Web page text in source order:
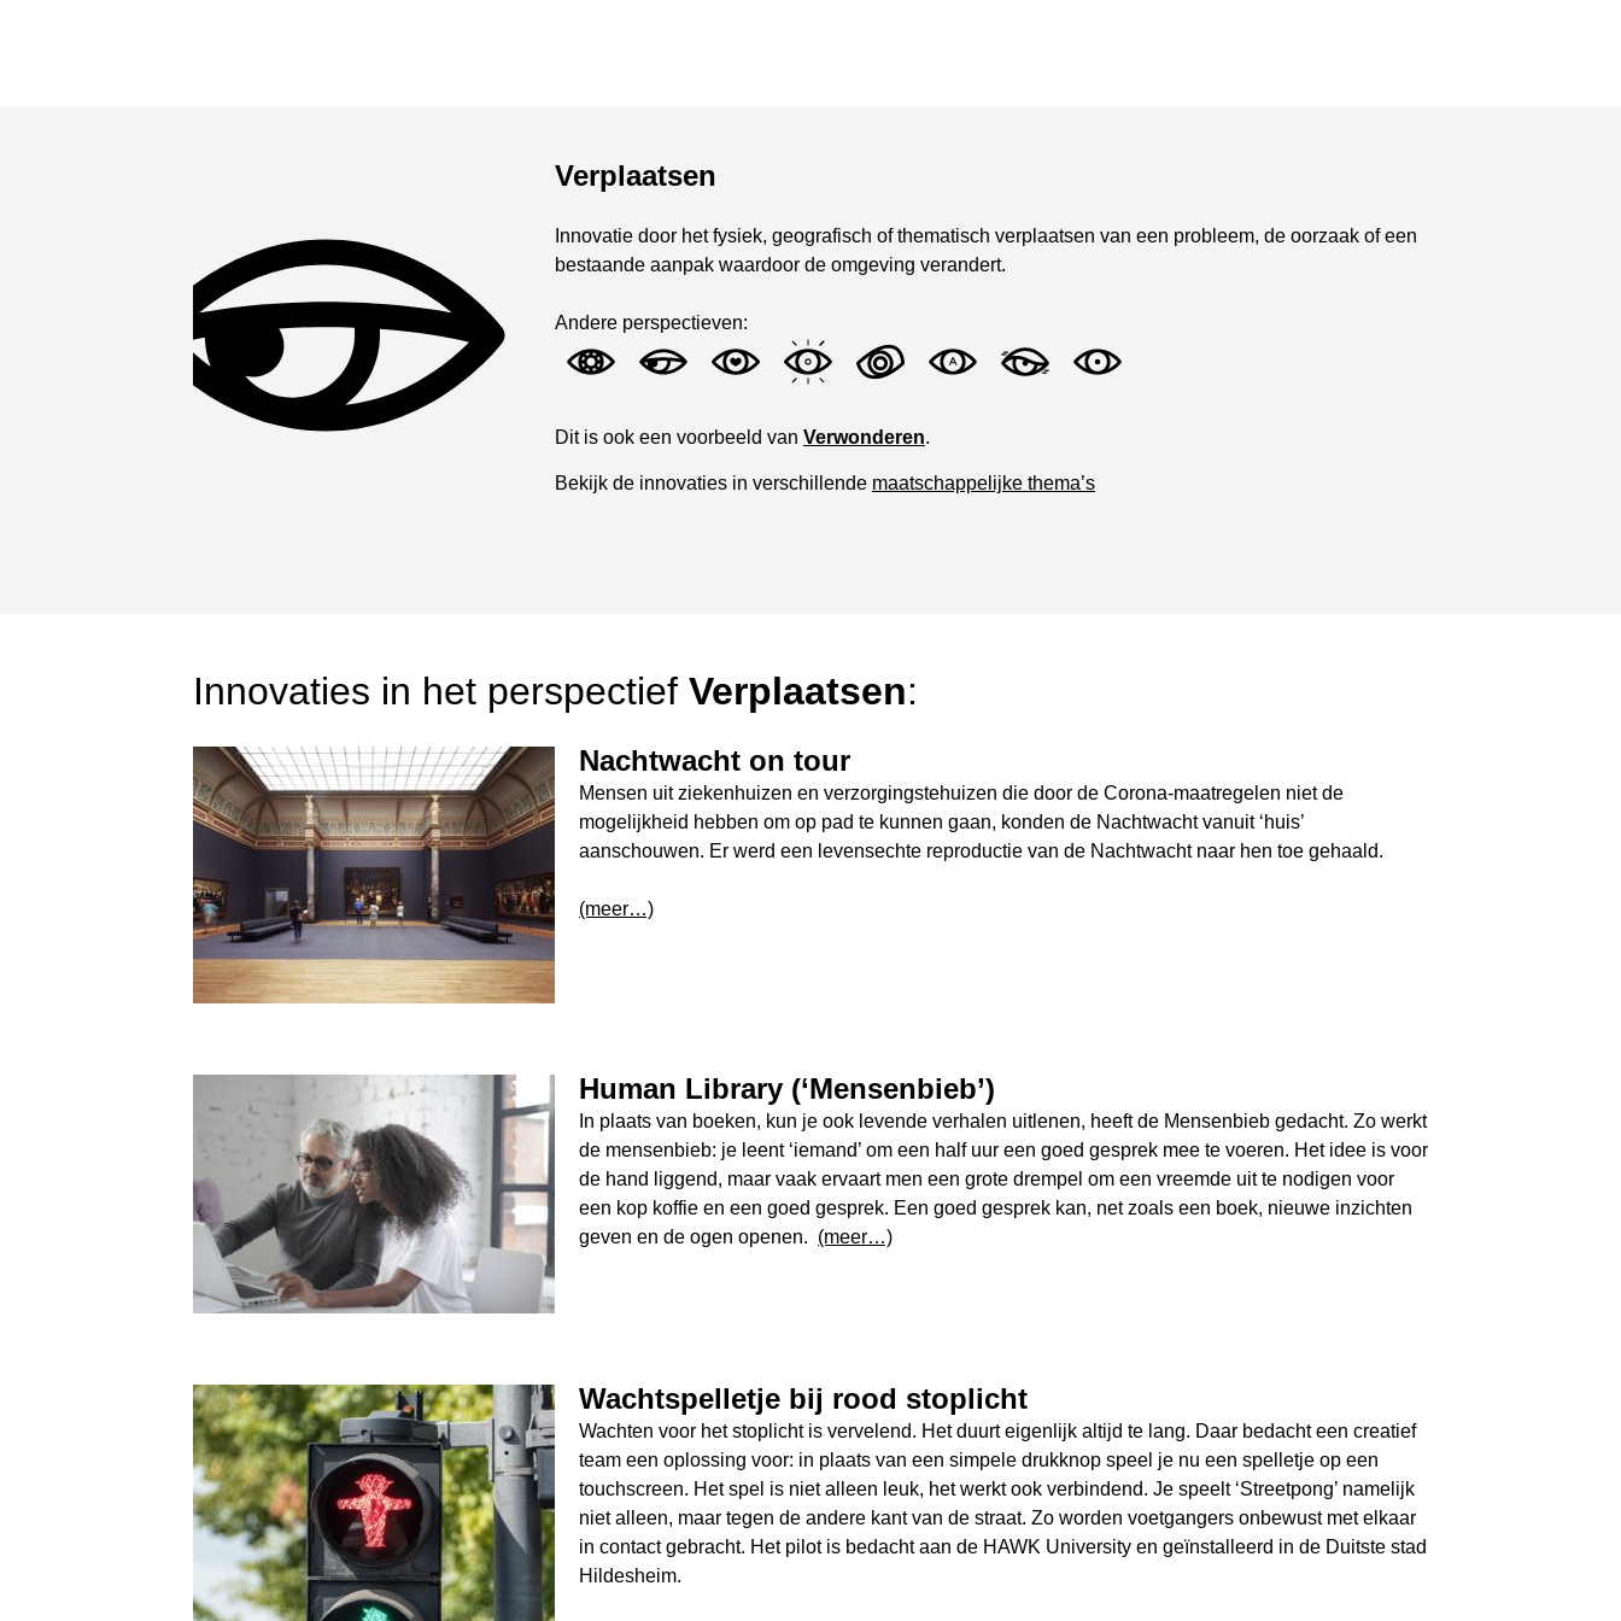
Verplaatsen
Innovatie door het fysiek, geografisch of thematisch verplaatsen van een probleem, de oorzaak of een
bestaande aanpak waardoor de omgeving verandert.
Andere perspectieven:
Dit is ook een voorbeeld van Verwonderen.
Bekijk de innovaties in verschillende maatschappelijke thema’s
Innovaties in het perspectief Verplaatsen:
Nachtwacht on tour
Mensen uit ziekenhuizen en verzorgingstehuizen die door de Corona-maatregelen niet de
mogelijkheid hebben om op pad te kunnen gaan, konden de Nachtwacht vanuit ‘huis’
aanschouwen. Er werd een levensechte reproductie van de Nachtwacht naar hen toe gehaald.
(meer…)
Human Library (‘Mensenbieb’)
In plaats van boeken, kun je ook levende verhalen uitlenen, heeft de Mensenbieb gedacht. Zo werkt
de mensenbieb: je leent ‘iemand’ om een half uur een goed gesprek mee te voeren. Het idee is voor
de hand liggend, maar vaak ervaart men een grote drempel om een vreemde uit te nodigen voor
een kop koffie en een goed gesprek. Een goed gesprek kan, net zoals een boek, nieuwe inzichten
geven en de ogen openen. (meer…)
Wachtspelletje bij rood stoplicht
Wachten voor het stoplicht is vervelend. Het duurt eigenlijk altijd te lang. Daar bedacht een creatief
team een oplossing voor: in plaats van een simpele drukknop speel je nu een spelletje op een
touchscreen. Het spel is niet alleen leuk, het werkt ook verbindend. Je speelt ‘Streetpong’ namelijk
niet alleen, maar tegen de andere kant van de straat. Zo worden voetgangers onbewust met elkaar
in contact gebracht. Het pilot is bedacht aan de HAWK University en geïnstalleerd in de Duitste stad
Hildesheim.